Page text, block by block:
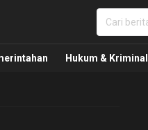
Kriminal dan Nasional
Hukum & Kriminal